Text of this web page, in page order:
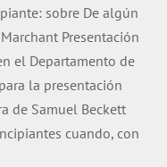
sobre De algún
Presentación
el Departamento de
la presentación
de Samuel Beckett
cuando, con